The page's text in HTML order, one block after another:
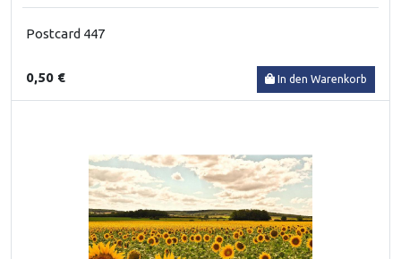
Postcard 447
0,50 € In den Warenkorb